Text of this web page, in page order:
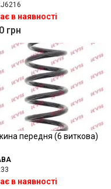
в наявності
грн
передня (6 виткова)
в наявності